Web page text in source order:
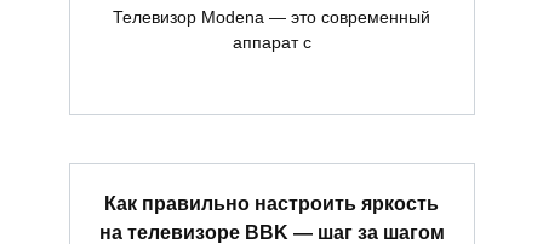
Телевизор Modena — это современный
аппарат с
Как правильно настроить яркость
на телевизоре BBK — шаг за шагом